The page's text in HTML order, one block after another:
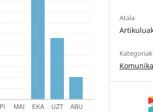
Atala
Kategoriak